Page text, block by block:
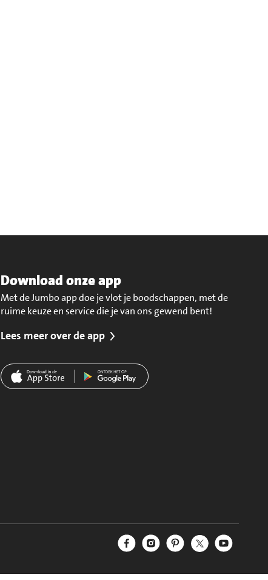
Download onze app
Met de Jumbo app doe je vlot je boodschappen, met de
ruime keuze en service die je van ons gewend bent!
Lees meer over de app
Volg ons
Jumbo Facebook
Jumbo Instagram
Jumbo Pinterest
Jumbo Twitter
Jumbo